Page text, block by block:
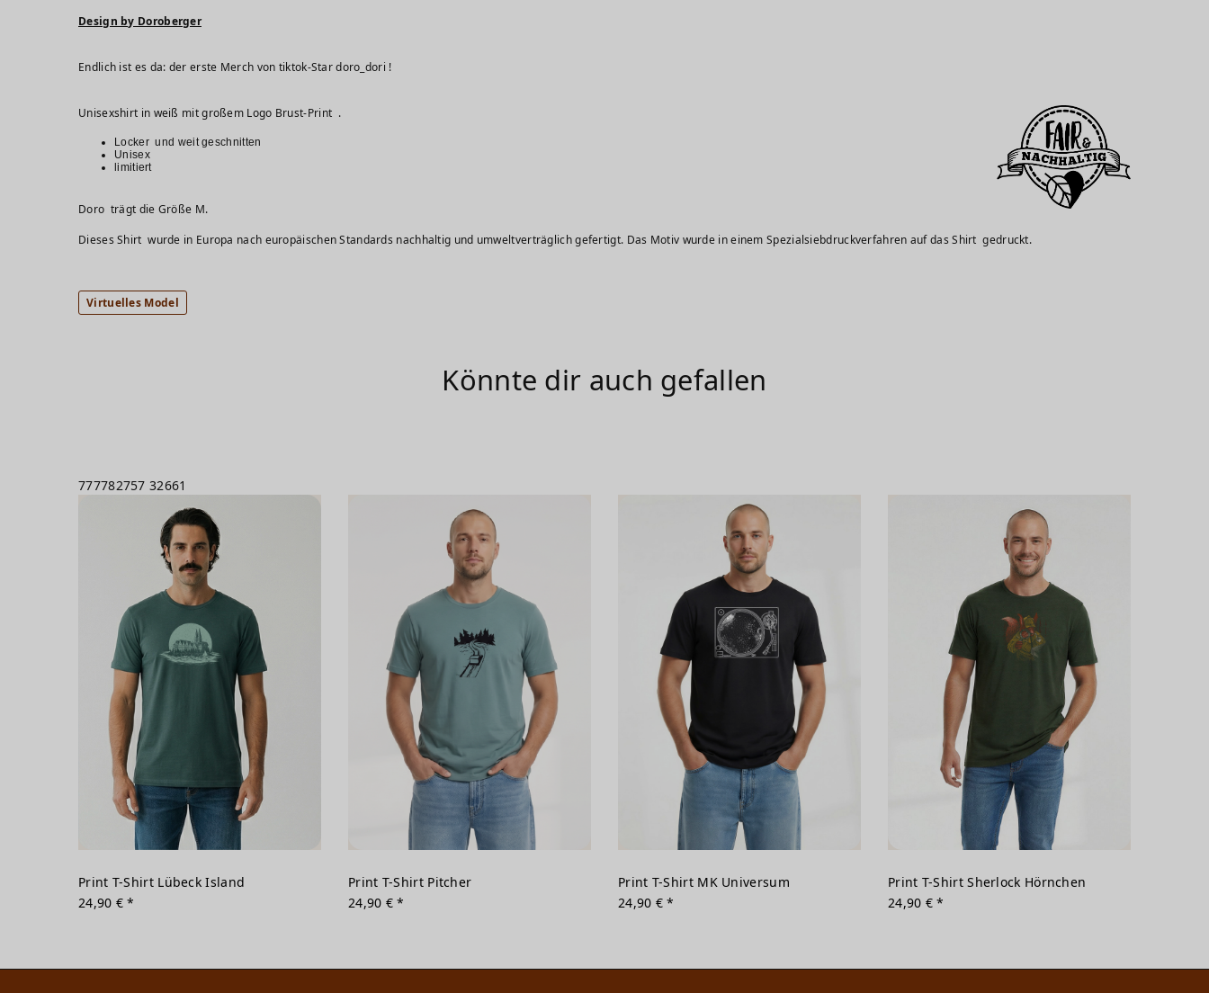
Design by Doroberger
Endlich ist es da: der erste Merch von tiktok-Star doro_dori !
Unisexshirt in weiß mit großem Logo Brust-Print .
Locker und weit geschnitten
Unisex
limitiert
Doro trägt die Größe M.
Dieses Shirt wurde in Europa nach europäischen Standards nachhaltig und umweltverträglich gefertigt. Das Motiv wurde in einem Spezialsiebdruckverfahren auf das Shirt gedruckt.
Virtuelles Model
Könnte dir auch gefallen
777782757 32661
Print T-Shirt Lübeck Island
24,90 € *
Print T-Shirt Pitcher
24,90 € *
Print T-Shirt MK Universum
24,90 € *
Print T-Shirt Sherlock Hörnchen
24,90 € *